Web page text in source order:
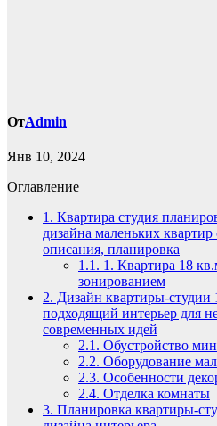
ОтAdmin
Янв 10, 2024
Оглавление
1. Квартира студия
дизайна маленьких
описания, планировка
1.1. 1. Квартира 18
зонированием
2. Дизайн квартиры-
подходящий интерьер для
современных идей
2.1. Обустройство
2.2. Оборудование
2.3. Особенности
2.4. Отделка комнаты
3. Планировка квартиры-